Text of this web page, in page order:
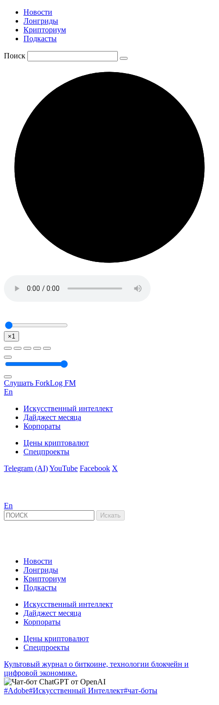
Новости
Лонгриды
Крипториум
Подкасты
Поиск
×1
Слушать ForkLog FM
En
Искусственный интеллект
Дайджест месяца
Корпораты
Цены криптовалют
Спецпроекты
Telegram (AI)YouTube Facebook X
En
Новости
Лонгриды
Крипториум
Подкасты
Искусственный интеллект
Дайджест месяца
Корпораты
Цены криптовалют
Спецпроекты
Культовый журнал о биткоине, технологии блокчейн и
цифровой экономике.
#Adobe#Искусственный Интеллект#чат-боты